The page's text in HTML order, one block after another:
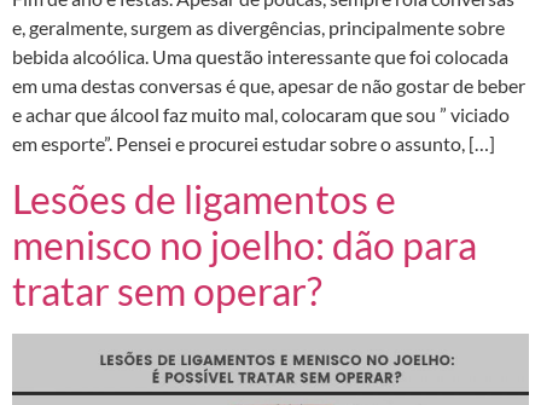
e, geralmente, surgem as divergências, principalmente sobre
bebida alcoólica. Uma questão interessante que foi colocada
em uma destas conversas é que, apesar de não gostar de beber
e achar que álcool faz muito mal, colocaram que sou ” viciado
em esporte”. Pensei e procurei estudar sobre o assunto, […]
Lesões de ligamentos e
menisco no joelho: dão para
tratar sem operar?